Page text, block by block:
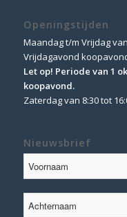
Openingstijden
Maandag t/m Vrijdag
Vrijdagavond
Let op! Periode van 1
koopavond.
Zaterdag van 8:30 tot
Nieuwsbrief